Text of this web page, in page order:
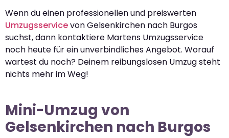
Wenn du einen professionellen und preiswerten
Umzugsservicevon Gelsenkirchen nach Burgos
suchst, dann kontaktiere Martens Umzugsservice
noch heute für ein unverbindliches Angebot. Worauf
wartest du noch? Deinem reibungslosen Umzug steht
nichts mehr im Weg!
Mini-Umzug von
Gelsenkirchen nach Burgos